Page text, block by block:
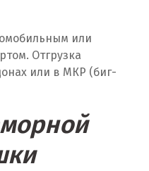
или
Отгрузка
или в МКР (биг-